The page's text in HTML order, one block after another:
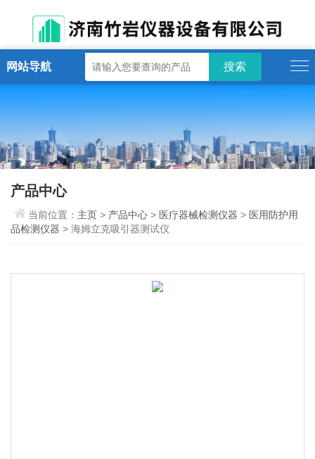
网站导航
产品中心
当前位置： 主页> 产品中心 > 医疗器械检测仪器 > 医用防护用
品检测仪器 > 海姆立克吸引器测试仪